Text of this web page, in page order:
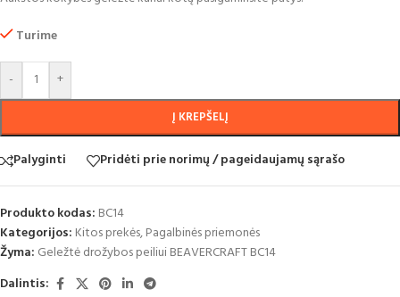
Turime
- +
Į KREPŠELĮ
Palyginti Pridėti prie norimų / pageidaujamų sąrašo
Produkto kodas: BC14
Kategorijos: Kitos prekės,Pagalbinės priemonės
Žyma: Geležtė drožybos peiliui BEAVERCRAFT BC14
Dalintis: